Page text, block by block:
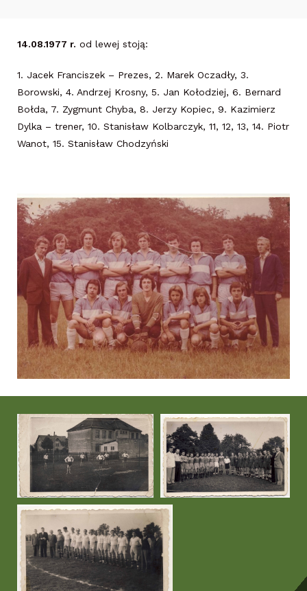
14.08.1977 r. od lewej stoją:
1. Jacek Franciszek – Prezes, 2. Marek Oczadły, 3.
Borowski, 4. Andrzej Krosny, 5. Jan Kołodziej, 6. Bernard
Bołda, 7. Zygmunt Chyba, 8. Jerzy Kopiec, 9. Kazimierz
Dylka – trener, 10. Stanisław Kolbarczyk, 11, 12, 13, 14. Piotr
Wanot, 15. Stanisław Chodzyński